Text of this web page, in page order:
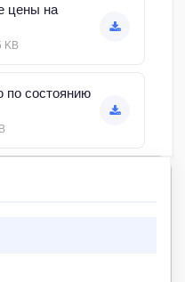
цены на
KB
по состоянию